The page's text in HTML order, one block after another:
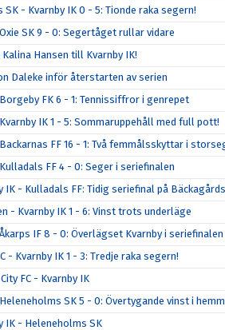
SK - Kvarnby IK 0 - 5: Tionde raka segern!
SK 9 - 0: Segertåget rullar vidare
Hansen till Kvarnby IK!
Daleke inför återstarten av serien
FK 6 - 1: Tennissiffror i genrepet
IK 1 - 5: Sommaruppehåll med full pott!
FF 16 - 1: Två femmålsskyttar i
FF 4 - 0: Seger i seriefinalen
IK - Kulladals FF: Tidig seriefinal på
- Kvarnby IK 1 - 6: Vinst trots underläge
IF 8 - 0: Överlägset Kvarnby i seriefinalen
- Kvarnby IK 1 - 3: Tredje raka segern!
FC - Kvarnby IK
SK 5 - 0: Övertygande vinst i
IK - Heleneholms SK